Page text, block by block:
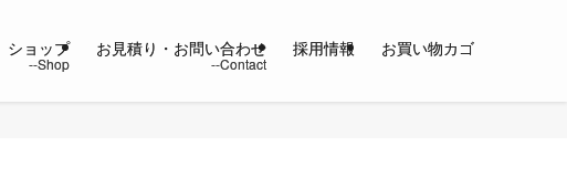
ショップ お見積り・お問い合わせ 採用情報 お買い物カゴ